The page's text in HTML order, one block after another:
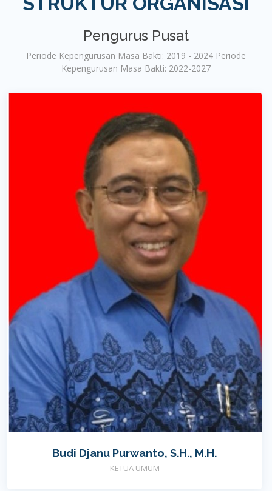
Pengurus Pusat
Periode Kepengurusan Masa Bakti: 2019 - 2024 Periode
Kepengurusan Masa Bakti: 2022-2027
Budi Djanu Purwanto, S.H., M.H.
KETUA UMUM